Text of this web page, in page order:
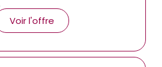
Voir l'offre